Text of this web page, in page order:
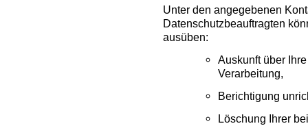
Unter den angegebenen
Datenschutzbeauftragten
ausüben:
Auskunft über
Verarbeitung,
Berichtigung
Löschung Ihrer